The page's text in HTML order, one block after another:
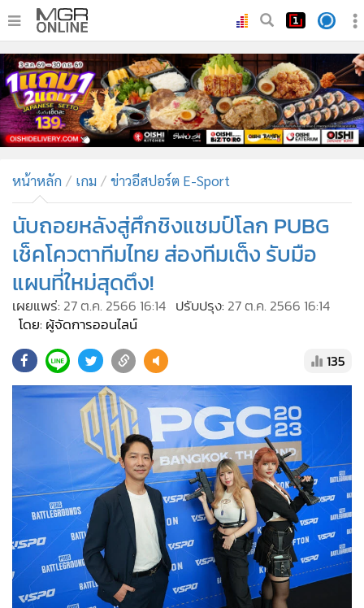
• หน้าหลัก
• ทันเหตุการณ์
• ภาคใต้
• ภูมิภาค
• บันเทิง
ผู้จัดการรายวัน
• คอลัมนิสต์
• ละคร
• CbizReview
• Cyber BIZ
• Good health & Well-being
• Green Innovation & SD
Management & HR
Infographic
• การเมือง
•
ท่องเที่ยว
• กีฬา
ต่างประเทศ
Special Scoop
หน้าหลัก เกม ข่าวอีสปอร์ต E-Sport
นับถอยหลังสู่ศึกชิงแชมป์โลก PUBG
เช็คโควตาทีมไทย ส่องทีมเต็ง รับมือ
แผนที่ใหม่สุดตึง!
เผยแพร่: 27 ต.ค. 2566 16:14 ปรับปรุง: 27 ต.ค. 2566 16:14
โดย: ผู้จัดการออนไลน์
135